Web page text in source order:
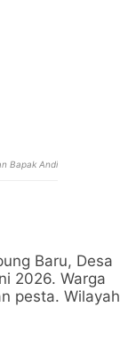
Bapak Andi
Baru, Desa
2026. Warga
pesta. Wilayah